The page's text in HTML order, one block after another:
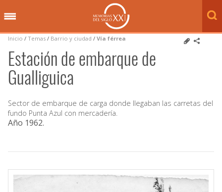
Inicio / Temas / Barrio y ciudad / Vía férrea
Estación de embarque de
Gualliguica
Sector de embarque de carga donde llegaban las carretas del
fundo Punta Azul con mercadería.
Año 1962.